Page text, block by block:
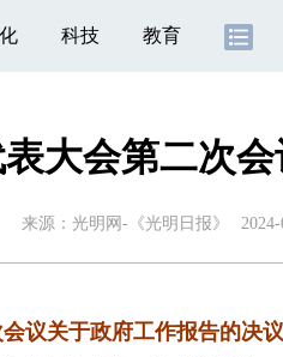
科技 教育
大会第二次
来源： 光明网-《光明日报》
议关于政府工作报告的决议